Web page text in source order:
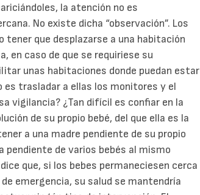
la atención no es
No existe dicha “observación”. Los
tener que desplazarse a una habitación
en caso de que se requiriese su
unas habitaciones donde puedan estar
es trasladar a ellas los monitores y el
vigilancia? ¿Tan difícil es confiar en la
de su propio bebé, del que ella es la
a una madre pendiente de su propio
pendiente de varios bebés al mismo
que, si los bebes permaneciesen cerca
emergencia, su salud se mantendría